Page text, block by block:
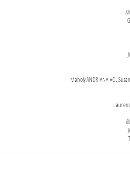
Maholy ANDRIANAIVO,